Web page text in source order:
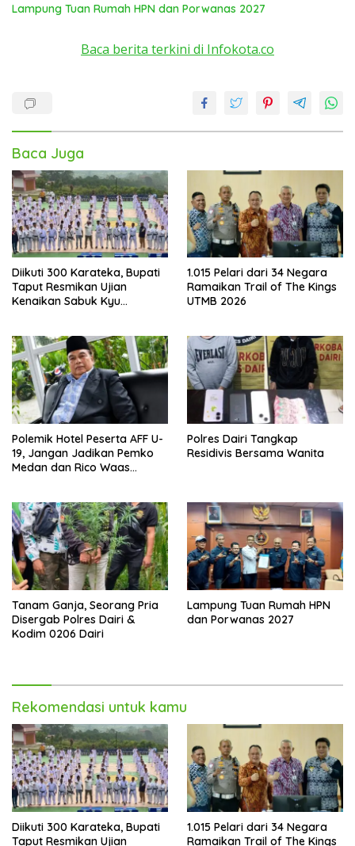
Lampung Tuan Rumah HPN dan Porwanas 2027
Baca berita terkini di Infokota.co
Baca Juga
Diikuti 300 Karateka, Bupati
Taput Resmikan Ujian
Kenaikan Sabuk Kyu
1.015 Pelari dari 34 Negara
Ramaikan Trail of The Kings
UTMB 2026
Polemik Hotel Peserta AFF U-
19, Jangan Jadikan Pemko
Medan dan Rico Waas
Polres Dairi Tangkap
Residivis Bersama Wanita
Tanam Ganja, Seorang Pria
Disergab Polres Dairi &
Kodim 0206 Dairi
Lampung Tuan Rumah HPN
dan Porwanas 2027
Rekomendasi untuk kamu
Diikuti 300 Karateka, Bupati
Taput Resmikan Ujian
1.015 Pelari dari 34 Negara
Ramaikan Trail of The Kings